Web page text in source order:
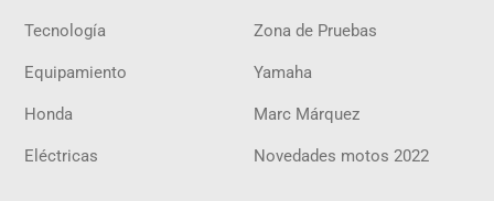
Tecnología Zona de Pruebas
Equipamiento Yamaha
Honda Marc Márquez
Eléctricas Novedades motos 2022